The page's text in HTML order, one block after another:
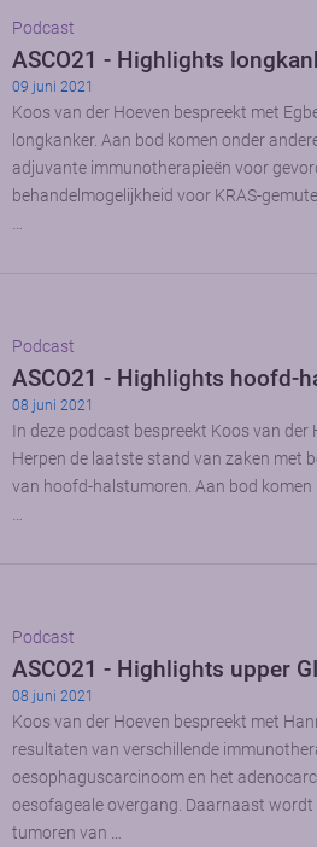
Podcast
ASCO21 - Highlights
09 juni 2021
Koos van der Hoeven bespreekt met
longkanker. Aan bod komen onder
adjuvante immunotherapieën voor
behandelmogelijkheid voor KRAS-
…
Podcast
ASCO21 - Highlights hoofd-
08 juni 2021
In deze podcast bespreekt Koos van der
Herpen de laatste stand van zaken met
van hoofd-halstumoren. Aan bod
…
Podcast
ASCO21 - Highlights upper
08 juni 2021
Koos van der Hoeven bespreekt met
resultaten van verschillende
oesophaguscarcinoom en het
oesofageale overgang. Daarnaast
tumoren van …